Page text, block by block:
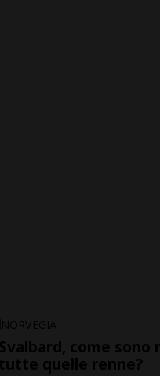
NORVEGIA
Svalbard, come sono
tutte quelle renne?